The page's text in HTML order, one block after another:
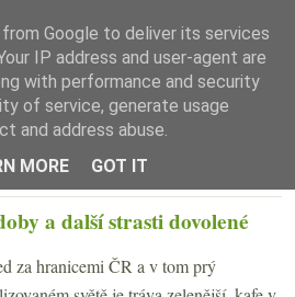
☰ Menu
a další strasti dovolené
za hranicemi ČR a v tom prý
Google to deliver its services
IP address and user-agent are
with performance and security
of service, generate usage
and address abuse.
MORE
GOT IT